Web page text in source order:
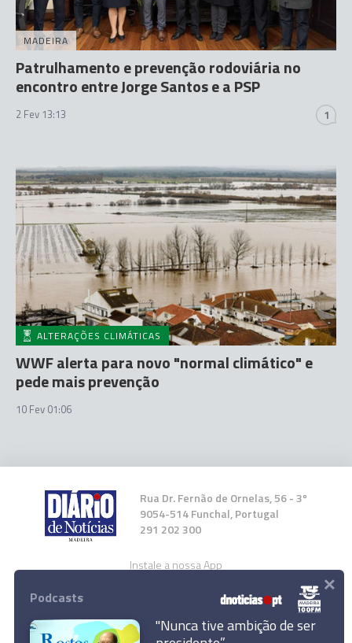
MADEIRA
Patrulhamento e prevenção rodoviária no
encontro entre Jorge Santos e a PSP
2 Fev 13:13 1
ALTERAÇÕES CLIMÁTICAS
WWF alerta para novo "normal climático" e
pede mais prevenção
10 Fev 01:06
Rua Dr. Fernão de Ornelas, 56 - 3º
9054-514 Funchal, Portugal
291 202 300
Instale a nossa App
Podcasts
"Nunca tive ambição de ser
×